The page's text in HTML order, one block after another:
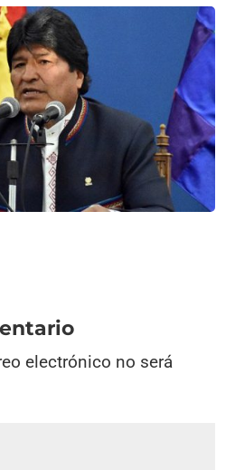
electrónico no será